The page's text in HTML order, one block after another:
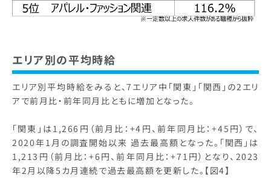
エリア別の平均時給
エリア別平均時給をみると、7エリア中「関東」「関西」の2エリ
アで前月比・前年同月比ともに増加となった。
「関東」は1,266円（前月比：+4円、前年同月比：+45円）で、
2020年1月の調査開始以来 過去最高額となった。「関西」は
1,213円（前月比：+6円、前年同月比：+71円）となり、2023
年2月以降5カ月連続で過去最高額を更新した。【図4】